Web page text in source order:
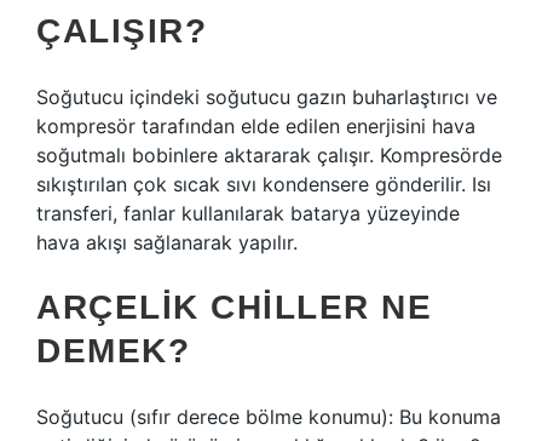
ÇALIŞIR?
Soğutucu içindeki soğutucu gazın buharlaştırıcı ve
kompresör tarafından elde edilen enerjisini hava
soğutmalı bobinlere aktararak çalışır. Kompresörde
sıkıştırılan çok sıcak sıvı kondensere gönderilir. Isı
transferi, fanlar kullanılarak batarya yüzeyinde
hava akışı sağlanarak yapılır.
ARÇELIK CHILLER NE
DEMEK?
Soğutucu (sıfır derece bölme konumu): Bu konuma